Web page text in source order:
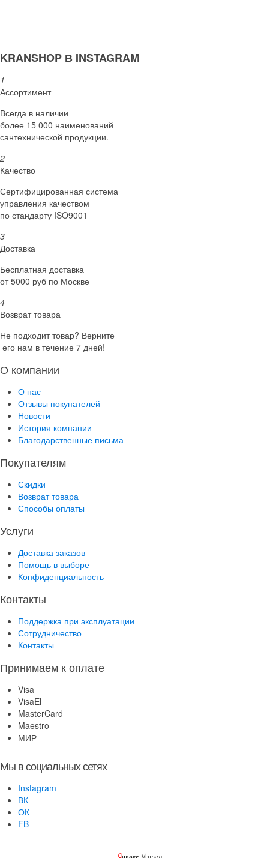
KRANSHOP В INSTAGRAM
1
Ассортимент
Всегда в наличии
более 15 000 наименований
сантехнической продукции.
2
Качество
Сертифициро­ванная система
управления качеством
по стандарту ISO9001
3
Доставка
Бесплатная доставка
от 5000 руб по Москве
4
Возврат товара
Не подходит товар? Верните
его нам в течение 7 дней!
О компании
О нас
Отзывы покупателей
Новости
История компании
Благодарственные письма
Покупателям
Скидки
Возврат товара
Способы оплаты
Услуги
Доставка заказов
Помощь в выборе
Конфиденциальность
Контакты
Поддержка при эксплуатации
Сотрудничество
Контакты
Принимаем к оплате
Visa
VisaEl
MasterCard
Maestro
МИР
Мы в социальных сетях
Instagram
ВК
ОК
FB